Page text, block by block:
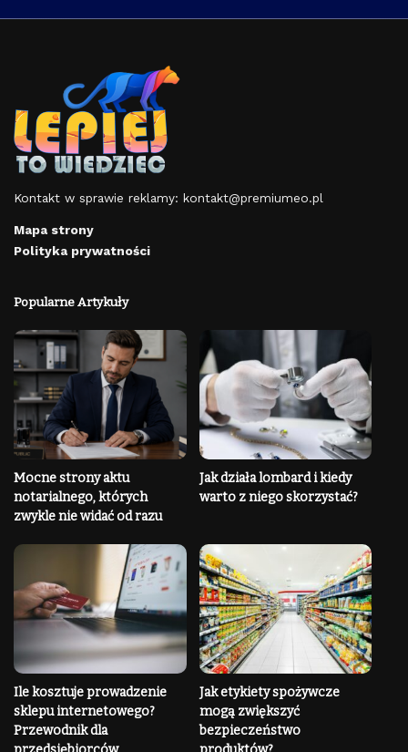
Kontakt w sprawie reklamy: kontakt@premiumeo.pl
Mapa strony
Polityka prywatności
Popularne Artykuły
Mocne strony aktu
notarialnego, których
zwykle nie widać od razu
Jak działa lombard i kiedy
warto z niego skorzystać?
Ile kosztuje prowadzenie
sklepu internetowego?
Przewodnik dla
Jak etykiety spożywcze
mogą zwiększyć
bezpieczeństwo